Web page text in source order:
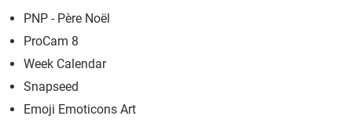
PNP - Père Noël
ProCam 8
Week Calendar
Snapseed
Emoji Emoticons Art